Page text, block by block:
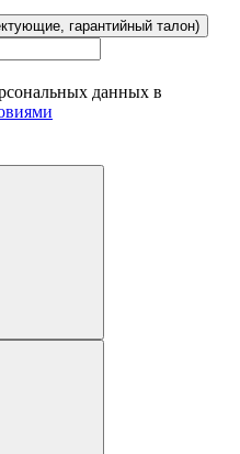
гарантийный талон)
данных в